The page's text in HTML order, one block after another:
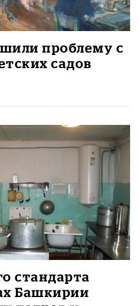
проблему с
садов
стандарта
Башкирии